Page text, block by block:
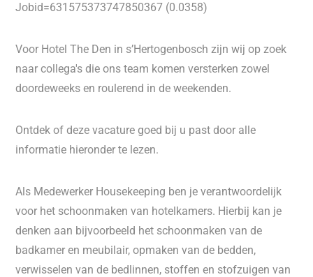
Jobid=631575373747850367 (0.0358)
Voor Hotel The Den in s’Hertogenbosch zijn wij op zoek
naar collega's die ons team komen versterken zowel
doordeweeks en roulerend in de weekenden.
Ontdek of deze vacature goed bij u past door alle
informatie hieronder te lezen.
Als Medewerker Housekeeping ben je verantwoordelijk
voor het schoonmaken van hotelkamers. Hierbij kan je
denken aan bijvoorbeeld het schoonmaken van de
badkamer en meubilair, opmaken van de bedden,
verwisselen van de bedlinnen, stoffen en stofzuigen van